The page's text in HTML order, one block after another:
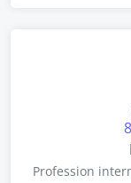
Profession